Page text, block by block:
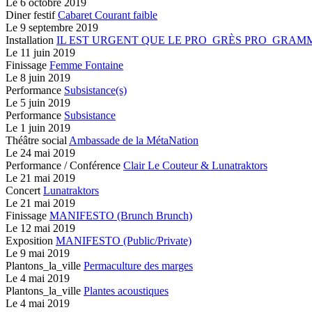
Le 6 octobre 2019
Diner festifCabaret Courant faible
Le 9 septembre 2019
Installation IL EST URGENT QUE LE PRO_GRÈS
Le 11 juin 2019
Finissage Femme Fontaine
Le 8 juin 2019
Performance Subsistance(s)
Le 5 juin 2019
Performance Subsistance
Le 1 juin 2019
Théâtre social Ambassade de la MétaNation
Le 24 mai 2019
Performance / Conférence Clair Le Couteur & Lunatraktors
Le 21 mai 2019
Concert Lunatraktors
Le 21 mai 2019
Finissage MANIFESTO (Brunch Brunch)
Le 12 mai 2019
Exposition MANIFESTO (Public/Private)
Le 9 mai 2019
Plantons_la_ville Permaculture des marges
Le 4 mai 2019
Plantons_la_ville Plantes acoustiques
Le 4 mai 2019